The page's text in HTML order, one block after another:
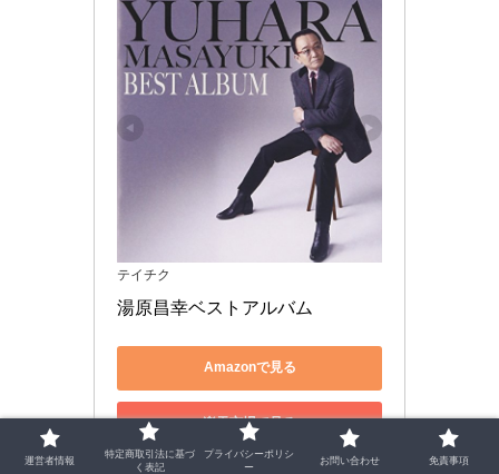
テイチク
湯原昌幸ベストアルバム
Amazonで見る
楽天市場で見る
運営者情報
特定商取引法に基づ
く表記
プライバシーポリシ
ー
お問い合わせ 免責事項